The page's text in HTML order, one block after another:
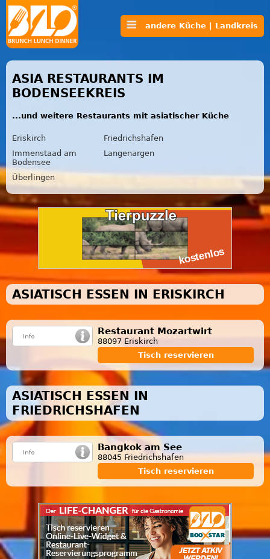
andere Küche | Landkreis
ASIA RESTAURANTS IM
BODENSEEKREIS
...und weitere Restaurants mit asiatischer Küche
Eriskirch
Friedrichshafen
Immenstaad am
Bodensee
Langenargen
Überlingen
ASIATISCH ESSEN IN ERISKIRCH
Restaurant Mozartwirt
88097 Eriskirch
Tisch reservieren
ASIATISCH ESSEN IN
FRIEDRICHSHAFEN
Bangkok am See
88045 Friedrichshafen
Tisch reservieren